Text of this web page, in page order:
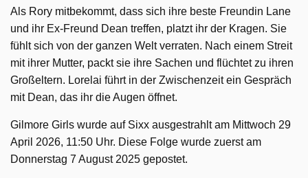
Als Rory mitbekommt, dass sich ihre beste Freundin Lane
und ihr Ex-Freund Dean treffen, platzt ihr der Kragen. Sie
fühlt sich von der ganzen Welt verraten. Nach einem Streit
mit ihrer Mutter, packt sie ihre Sachen und flüchtet zu ihren
Großeltern. Lorelai führt in der Zwischenzeit ein Gespräch
mit Dean, das ihr die Augen öffnet.
Gilmore Girls wurde auf Sixx ausgestrahlt am Mittwoch 29
April 2026, 11:50 Uhr. Diese Folge wurde zuerst am
Donnerstag 7 August 2025 gepostet.